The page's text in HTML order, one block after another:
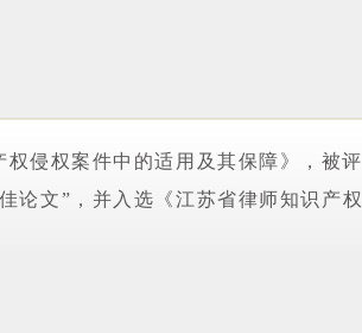
权侵权案件中的适用及其保障》，被评
论文”，并入选《江苏省律师知识产权